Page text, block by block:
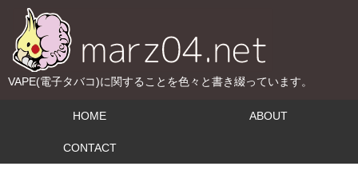
VAPE(電子タバコ)に関することを色々と書き綴っています。
HOME ABOUT
CONTACT